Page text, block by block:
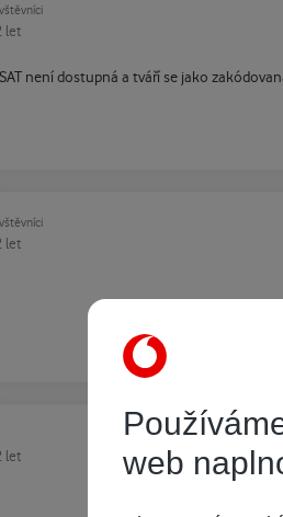
let
není dostupná a tváří se jako
let
let
web